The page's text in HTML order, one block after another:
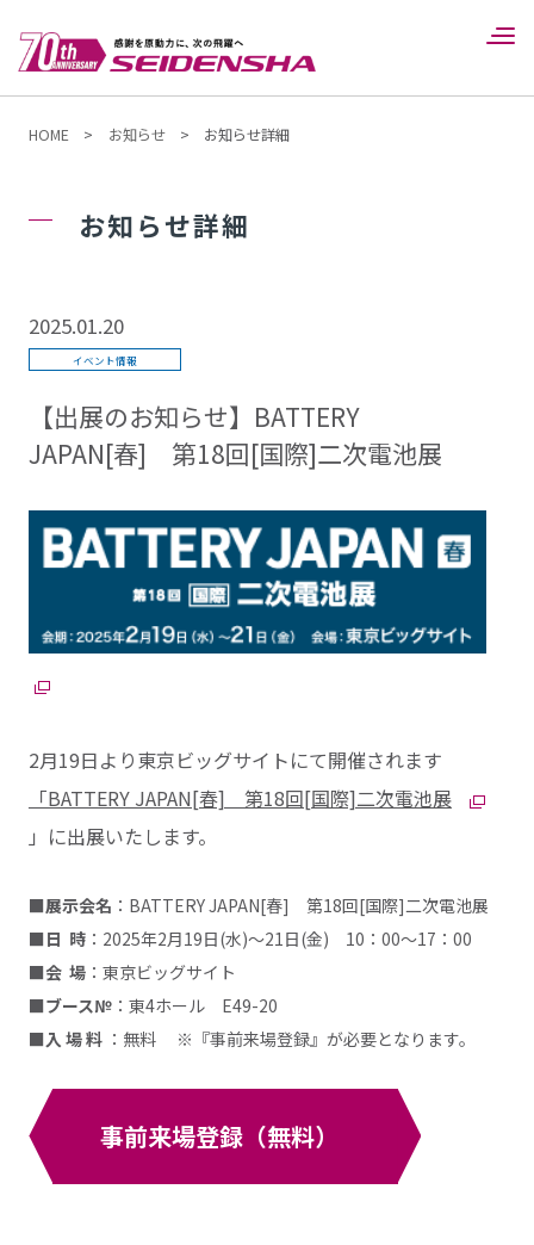
HOME > お知らせ > お知らせ詳細
お知らせ詳細
2025.01.20
イベント情報
【出展のお知らせ】BATTERY
JAPAN[春] 第18回[国際]二次電池展
2月19日より東京ビッグサイトにて開催されます
「BATTERY JAPAN[春] 第18回[国際]二次電池展
」に出展いたします。
■展示会名 ：BATTERY JAPAN[春] 第18回[国際]二次電池展
■日 時：2025年2月19日(水)～21日(金) 10：00～17：00
■会 場：東京ビッグサイト
■ブース№：東4ホール E49-20
■入 場 料：無料 ※『事前来場登録』が必要となります。
事前来場登録（無料）